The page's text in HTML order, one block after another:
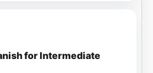
for Intermediate